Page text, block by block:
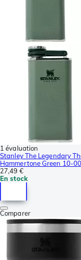
1 évaluation
Stanley The Legendary
Hammertone Green 10-
27,49 €
En stock
Comparer